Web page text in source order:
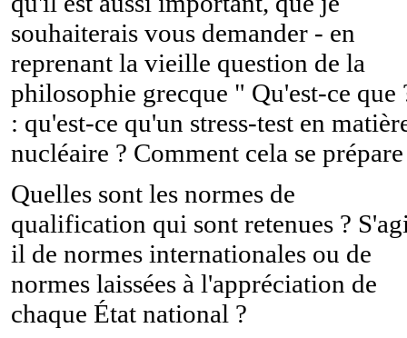
souhaiterais vous demander - en
reprenant la vieille question de la
philosophie grecque " Qu'est-ce que
: qu'est-ce qu'un stress-test en
nucléaire ? Comment cela se
Quelles sont les normes de
qualification qui sont retenues ?
il de normes internationales ou de
normes laissées à l'appréciation de
chaque État national ?